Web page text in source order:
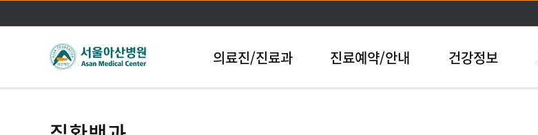
본문바로가기
의료진/진료과 진료예약/안내 건강정보